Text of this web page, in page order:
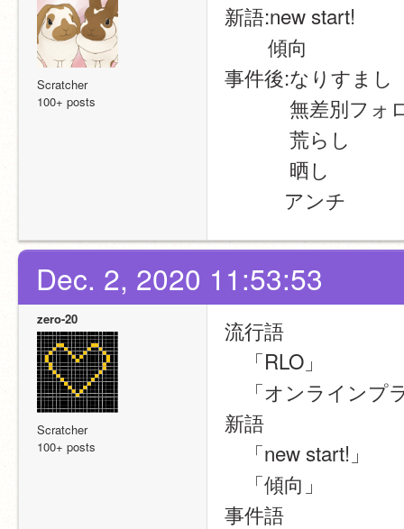
Scratcher
100+ posts
新語:new start!
        傾向
事件後:なりすまし
無差別フォ
荒らし
晒し
アンチ
Dec. 2, 2020 11:53:53
zero-20
Scratcher
100+ posts
流行語
「RLO」
「オンラインプ
新語
「new start!」
「傾向」
事件語